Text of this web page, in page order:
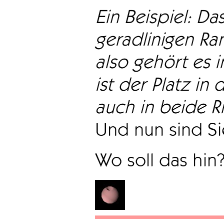
Ein Beispiel:
geradlinigen
also gehört es
ist der Platz in
auch in beide
Und nun sind
Wo soll das